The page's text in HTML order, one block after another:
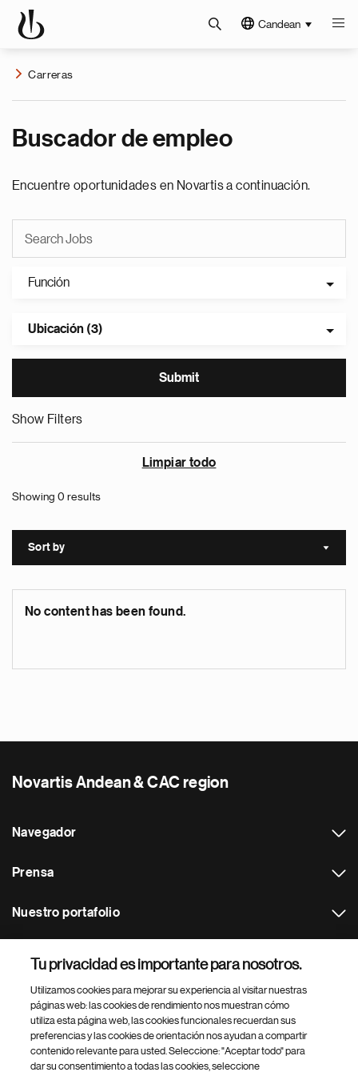
Candean
Carreras
Buscador de empleo
Encuentre oportunidades en Novartis a continuación.
Función
Ubicación (3)
Show Filters
Limpiar todo
Showing 0 results
Sort by Sort
No content has been found.
Novartis Andean & CAC region
Navegador
Prensa
Nuestro portafolio
Footer Site Search
Tu privacidad es importante para nosotros.
Utilizamos cookies para mejorar su experiencia al visitar nuestras
páginas web: las cookies de rendimiento nos muestran cómo
utiliza esta página web, las cookies funcionales recuerdan sus
preferencias y las cookies de orientación nos ayudan a compartir
contenido relevante para usted. Seleccione: "Aceptar todo" para
dar su consentimiento a todas las cookies, seleccione